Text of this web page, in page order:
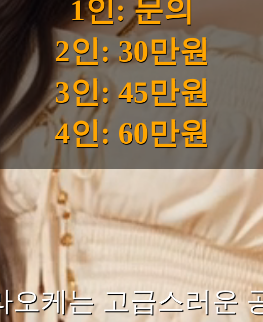
1인: 문의
2인: 30만원
3인: 45만원
4인: 60만원
오케는 고급스러운